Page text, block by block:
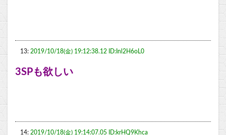
13: 2019/10/18(金) 19:12:38.12 ID:Inl2H6oL0
3SPも欲しい
14: 2019/10/18(金) 19:14:07.05 ID:krHQ9Khca